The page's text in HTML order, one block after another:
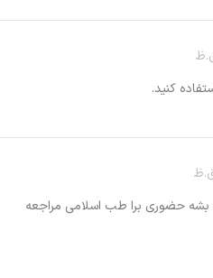
کنید.
حضوری برا طب اسلامی مراجعه